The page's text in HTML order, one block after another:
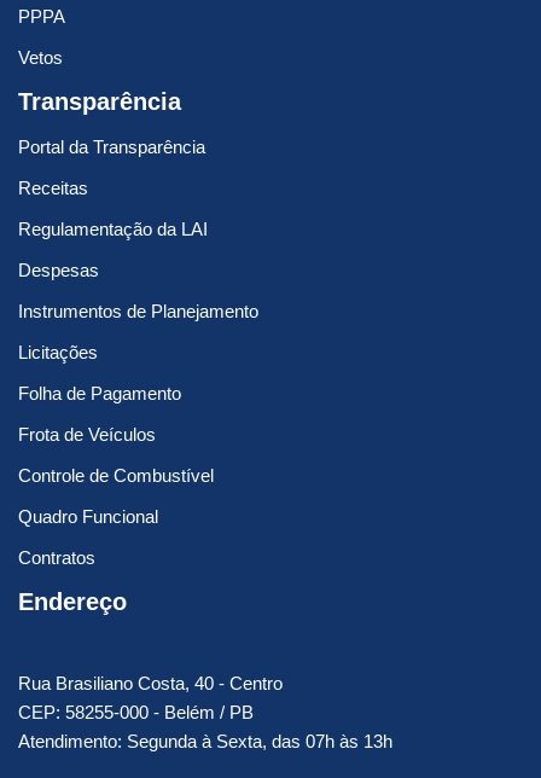
PPPA
Vetos
Transparência
Portal da Transparência
Receitas
Regulamentação da LAI
Despesas
Instrumentos de Planejamento
Licitações
Folha de Pagamento
Frota de Veículos
Controle de Combustível
Quadro Funcional
Contratos
Endereço
Rua Brasiliano Costa, 40 - Centro
CEP: 58255-000 - Belém / PB
Atendimento: Segunda à Sexta, das 07h às 13h